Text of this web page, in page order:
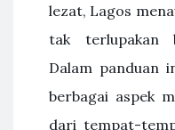
lezat, Lagos
tak terlupakan
Dalam panduan
berbagai aspek
dari tempat-